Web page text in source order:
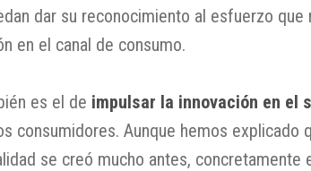
dar su reconocimiento al esfuerzo que
en el canal de consumo.
es el de impulsar la innovación en el
consumidores. Aunque hemos explicado
se creó mucho antes, concretamente